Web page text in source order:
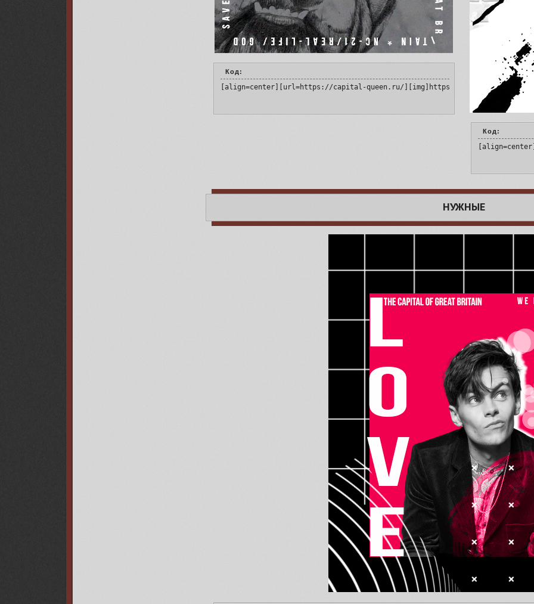
Код:
[align=center][url=https://capital-queen.ru/][img]https://upforme.ru/
Код:
НУЖНЫЕ